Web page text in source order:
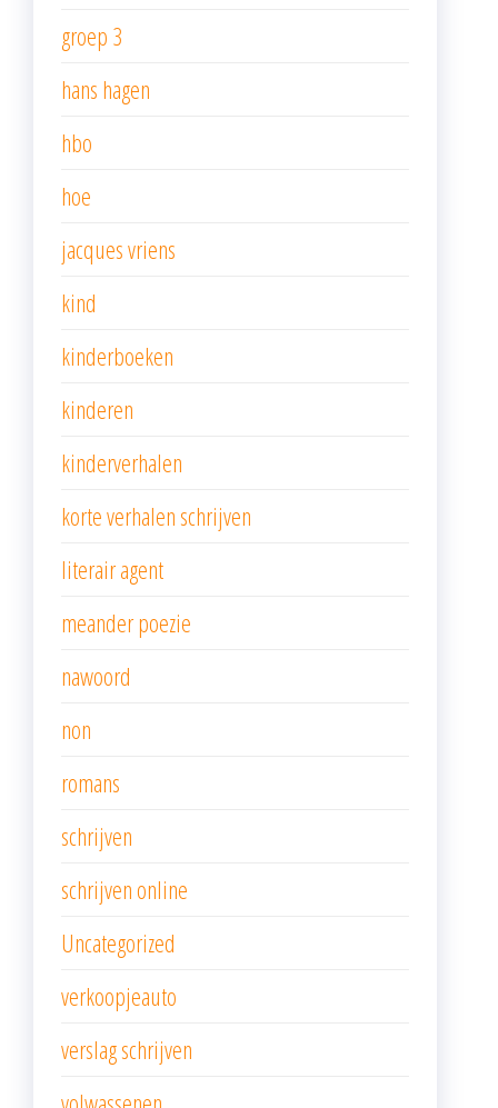
groep 3
hans hagen
hbo
hoe
jacques vriens
kind
kinderboeken
kinderen
kinderverhalen
korte verhalen schrijven
literair agent
meander poezie
nawoord
non
romans
schrijven
schrijven online
Uncategorized
verkoopjeauto
verslag schrijven